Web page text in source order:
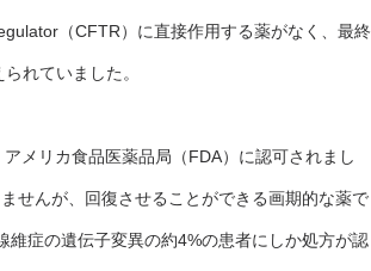
（CFTR）に直接作用する薬がなく、最終
れていました。
メリカ食品医薬品局（FDA）に認可されまし
せんが、回復させることができる画期的な薬で
維症の遺伝子変異の約4%の患者にしか処方が認